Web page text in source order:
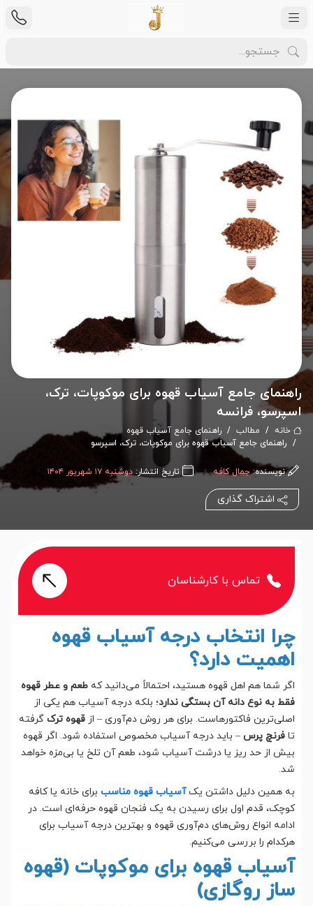
راهنمای جامع آسیاب قهوه برای موکوپات، ترک،
اسپرسو، فرانسه
خانه مطالب
راهنمای جامع آسیاب قهوه
راهنمای جامع آسیاب قهوه برای موکوپات، ترک، اسپرسو
نویسنده: جمال کافه تاریخ انتشار: دوشنبه ۱۷ شهریور ۱۴۰۴
اشتراک گذاری
تماس با کارشناسان
چرا انتخاب درجه آسیاب قهوه
اهمیت دارد؟
اگر شما هم اهل قهوه هستید، احتمالاً می‌دانید که طعم و عطر قهوه
فقط به نوع دانه آن بستگی ندارد؛ بلکه درجه آسیاب هم یکی از
اصلی‌ترین فاکتورهاست. برای هر روش دم‌آوری – از قهوه ترک گرفته
تا فرنچ پرس – باید درجه آسیاب مخصوص استفاده شود. اگر قهوه
بیش از حد ریز یا درشت آسیاب شود، طعم آن تلخ یا بی‌مزه خواهد
شد.
به همین دلیل داشتن یک آسیاب قهوه مناسب برای خانه یا کافه
کوچک، قدم اول برای رسیدن به یک فنجان قهوه حرفه‌ای است. در
ادامه انواع روش‌های دم‌آوری قهوه و بهترین درجه آسیاب برای
هرکدام را بررسی می‌کنیم.
آسیاب قهوه برای موکوپات (قهوه
ساز روگازی)